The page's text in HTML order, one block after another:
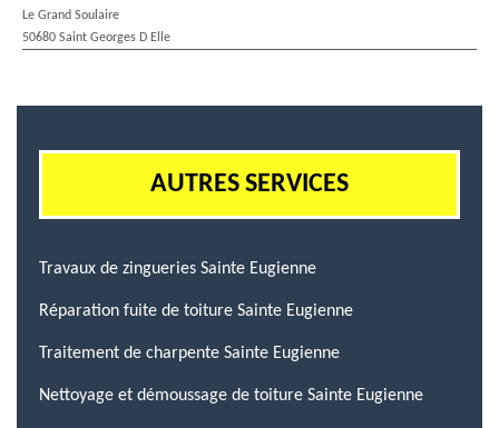
Le Grand Soulaire
50680 Saint Georges D Elle
AUTRES SERVICES
Travaux de zingueries Sainte Eugienne
Réparation fuite de toiture Sainte Eugienne
Traitement de charpente Sainte Eugienne
Nettoyage et démoussage de toiture Sainte Eugienne